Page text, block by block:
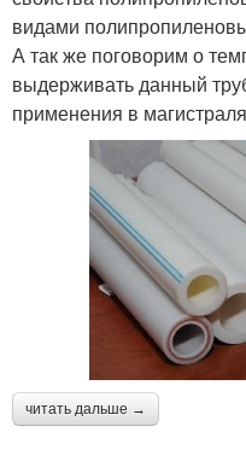
видами
А так же поговорим о
выдерживать данный
применения в
читать дальше →